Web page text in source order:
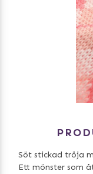
Söt stickad tröja
Ett mönster som